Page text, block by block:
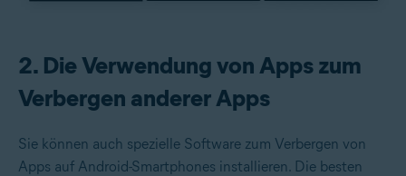
2. Die Verwendung von Apps zum
Verbergen anderer Apps
Sie können auch spezielle Software zum Verbergen von
Apps auf Android-Smartphones installieren. Die besten